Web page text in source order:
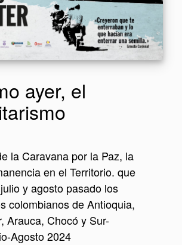
ayer, el
la Caravana por la Paz, la
en el Territorio. que
y agosto pasado los
colombianos de Antioquia,
Arauca, Chocó y Sur-
Agosto 2024